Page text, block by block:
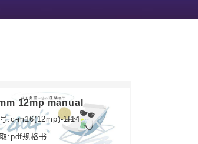
12mp manual
:c-m16(12mp)-1f14
:pdf规格书